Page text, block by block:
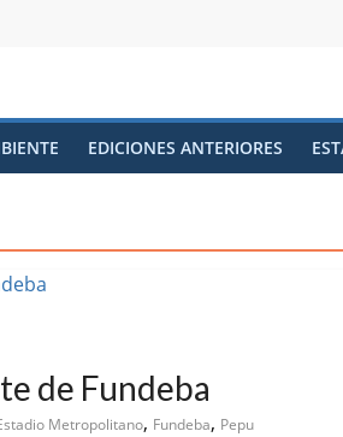
EDICIONES ANTERIORES
de Fundeba
Metropolitano, Fundeba, Pepu